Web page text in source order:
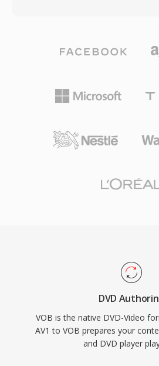
pesat di prosesor seluler,
mengatasi kekhawatiran awal
secara luas oleh layanan
berfungsi sebagai komponen
kontainer WebM untuk
sangat penting untuk standar
yang di-multiplex bersama
atau LPCM. Selain audio dan
juga membawa stream subtitle
menu, dan informasi titik bab.
(VTS_01_1.VOB, dll.) yang
beberapa file secara mulus.
mendukung resolusi video
PAL (720x576) pada bit rate
untuk gabungan audio dan
video, audio multi-trek,
dalam satu program stream
DVD
VOB is the native DVD-Video
AV1 to VOB prepares your
and DVD player